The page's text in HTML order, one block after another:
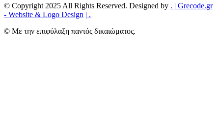
© Copyright 2025 All Rights Reserved. Designed by . | Grecode.gr
- Website & Logo Design | .
© Με την επιφύλαξη παντός δικαιώματος.